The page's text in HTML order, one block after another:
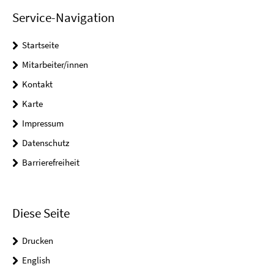
Service-Navigation
Startseite
Mitarbeiter/innen
Kontakt
Karte
Impressum
Datenschutz
Barrierefreiheit
Diese Seite
Drucken
English